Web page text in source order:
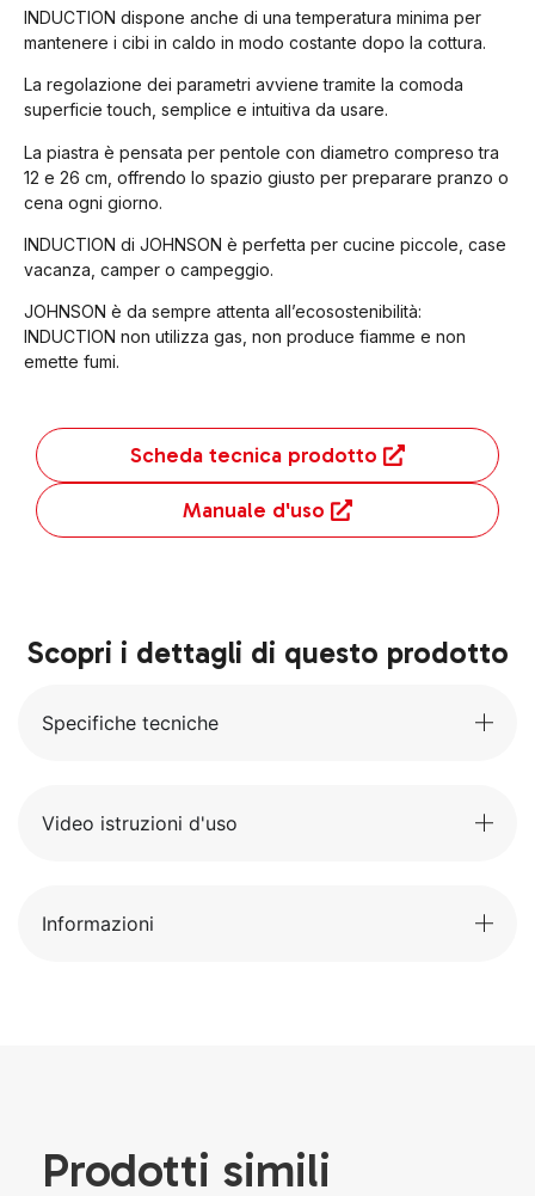
INDUCTION dispone anche di una temperatura minima per
mantenere i cibi in caldo in modo costante dopo la cottura.
La regolazione dei parametri avviene tramite la comoda
superficie touch, semplice e intuitiva da usare.
La piastra è pensata per pentole con diametro compreso tra
12 e 26 cm, offrendo lo spazio giusto per preparare pranzo o
cena ogni giorno.
INDUCTION di JOHNSON è perfetta per cucine piccole, case
vacanza, camper o campeggio.
JOHNSON è da sempre attenta all’ecosostenibilità:
INDUCTION non utilizza gas, non produce fiamme e non
emette fumi.
Scheda tecnica prodotto
Manuale d'uso
Scopri i dettagli di questo prodotto
Specifiche tecniche
Video istruzioni d'uso
Informazioni
Prodotti simili